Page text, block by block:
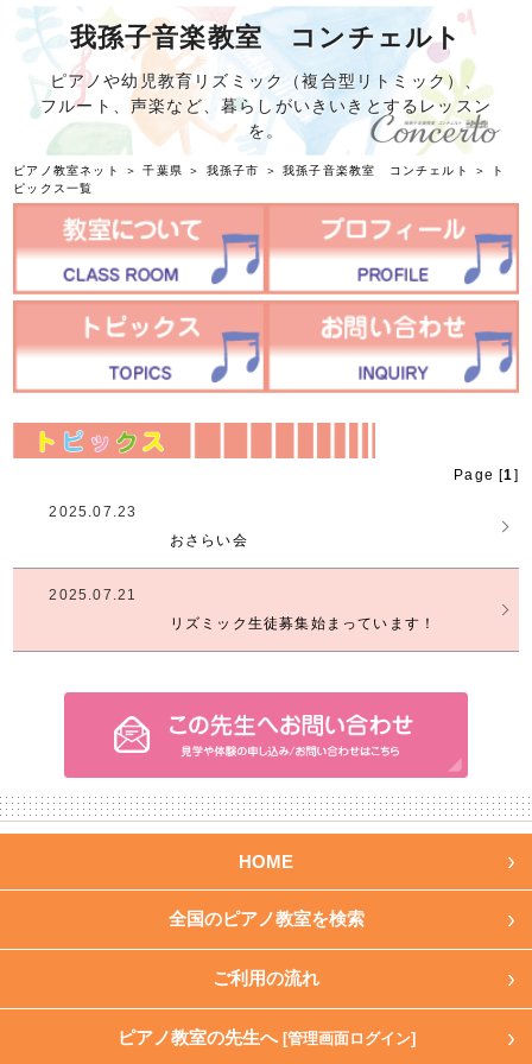
我孫子音楽教室 コンチェルト
ピアノや幼児教育リズミック（複合型リトミック）、
フルート、声楽など、暮らしがいきいきとするレッスン
を。
ピアノ教室ネット ＞千葉県 ＞ 我孫子市 ＞我孫子音楽教室 コンチェルト
＞ ト
ピックス一覧
Page [1 ]
2025.07.23
おさらい会
2025.07.21
リズミック生徒募集始まっています！
HOME
全国のピアノ教室を検索
ご利用の流れ
ピアノ教室の先生へ [管理画面ログイン]